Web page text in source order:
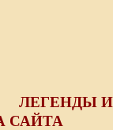
ЛЕГЕНДЫ И
САЙТА